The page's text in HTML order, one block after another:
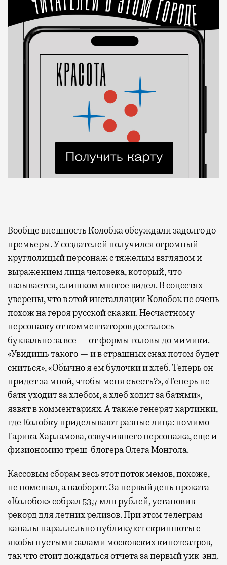
Вообще внешность Колобка обсуждали задолго до
премьеры. У создателей получился огромный
круглолицый персонаж с тяжелым взглядом и
выражением лица человека, который, что
называется, слишком многое видел. В соцсетях
уверены, что в этой инсталляции Колобок не очень
похож на героя русской сказки. Несчастному
персонажу от комментаторов досталось
буквально за все — от формы головы до мимики.
«Увидишь такого — и в страшных снах потом будет
сниться», «Обычно я ем булочки и хлеб. Теперь он
придет за мной, чтобы меня съесть?», «Теперь не
батя уходит за хлебом, а хлеб ходит за батями»,
язвят в комментариях. А также генерят картинки,
где Колобку приделывают разные лица: помимо
Гарика Харламова, озвучившего персонажа, еще и
физиономию треш-блогера Олега Монгола.
Кассовым сборам весь этот поток мемов, похоже,
не помешал, а наоборот. За первый день проката
«Колобок» собрал 53,7 млн рублей, установив
рекорд для летних релизов. При этом телеграм-
каналы параллельно публикуют скриншоты с
якобы пустыми залами московских кинотеатров,
так что стоит дождаться отчета за первый уик-энд.